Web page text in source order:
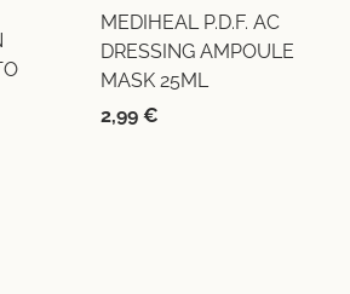
MEDIHEAL P.D.F. AC
DRESSING AMPOULE
MASK 25ML
2,99€